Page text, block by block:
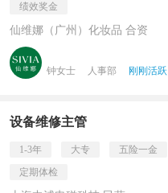
绩效奖金
仙维娜（广州）化妆品 合资
钟女士 人事部 刚刚活跃
设备维修主管
1-3年 大专 五险一金
定期体检